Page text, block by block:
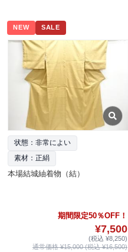
NEW SALE
状態：非常によい
素材：正絹
本場結城紬着物（結）
期間限定50％OFF！
¥7,500
(税込 ¥8,250)
通常価格 ¥15,000 (税込 ¥16,500)